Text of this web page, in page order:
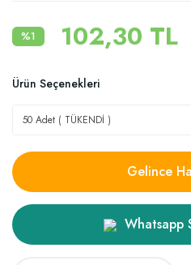
%1 102,30 TL
Ürün Seçenekleri
Gelince
Whatsapp